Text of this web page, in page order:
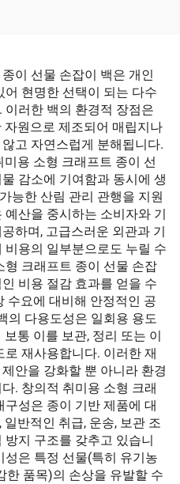
이 선물 손잡이 백은 개인
현명한 선택이 되는 다수
러한 백의 환경적 장점은
원으로 제조되어 매립지나
고 자연스럽게 분해됩니다.
용 소형 크래프트 종이 선
감소에 기여함과 동시에 생
능한 산림 관리 관행을 지원
산을 중시하는 소비자와 기
하며, 고급스러운 외관과 기
용의 일부분으로도 누릴 수
형 크래프트 종이 선물 손잡
비용 절감 효과를 얻을 수
수요에 대비해 안정적인 공
의 다용도성은 일회용 용도
통 이를 보관, 정리 또는 이
재사용합니다. 이러한 재
안을 강화할 뿐 아니라 환경
. 창의적 취미용 소형 크래
성은 종이 기반 제품에 대
반적인 취급, 운송, 보관 조
지 구조를 갖추고 있습니
은 특정 선물(특히 유기농
한 품목)의 손상을 유발할 수